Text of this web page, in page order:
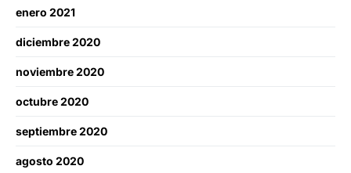
enero 2021
diciembre 2020
noviembre 2020
octubre 2020
septiembre 2020
agosto 2020